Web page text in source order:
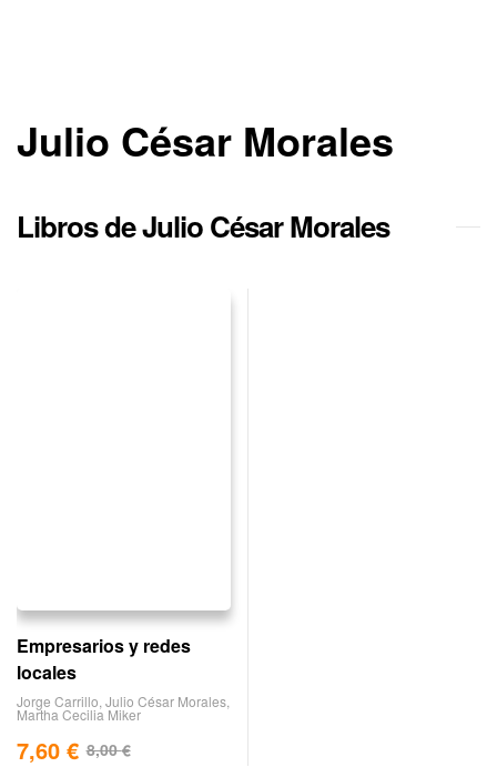
Julio César Morales
Libros de Julio César Morales
Empresarios y redes
locales
Jorge Carrillo Julio César Morales
Martha Cecilia Miker
8,00€
7,60 €